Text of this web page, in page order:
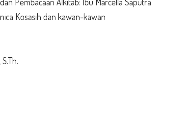
Kosasih dan kawan-kawan